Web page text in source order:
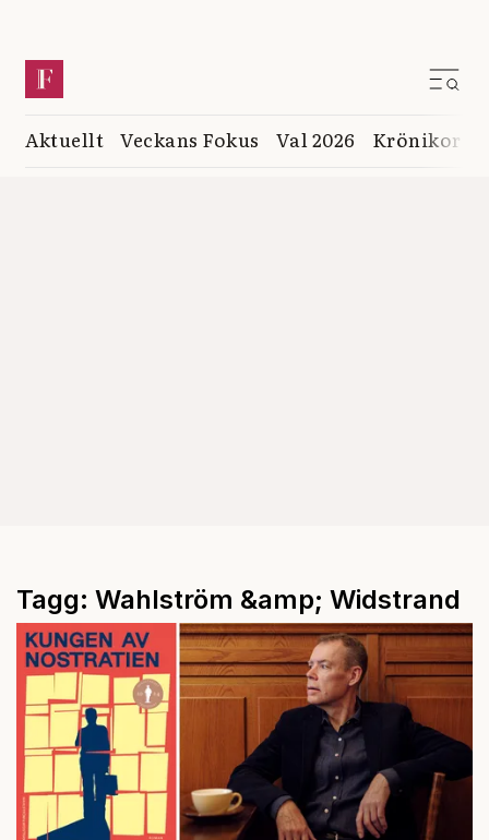
Aktuellt Veckans Fokus Val 2026 Krönikor
Tagg: Wahlström &amp; Widstrand